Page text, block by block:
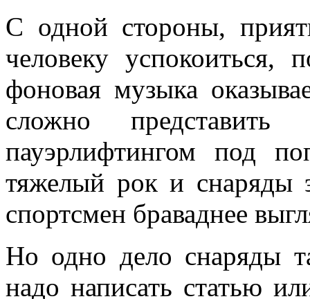
С одной стороны,
человеку успокоиться,
фоновая музыка
сложно представить
пауэрлифтингом под
тяжелый рок и снаряды
спортсмен браваднее
Но одно дело снаряды
надо написать статью